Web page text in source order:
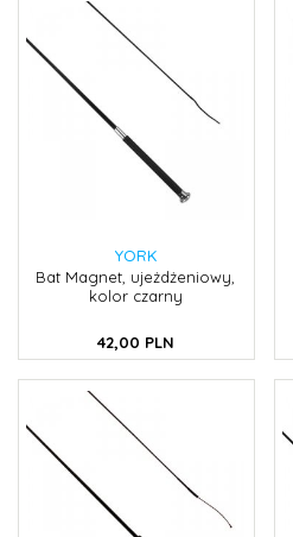
YORK
Bat Magnet, ujeżdżeniowy,
kolor czarny
42,00 PLN